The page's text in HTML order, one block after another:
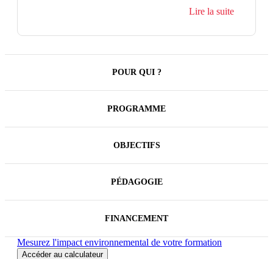
favorise l'intelligence collective au sein des équipes.
Lire la suite
POUR QUI ?
PROGRAMME
OBJECTIFS
PÉDAGOGIE
FINANCEMENT
Mesurez l'impact environnemental de votre formation
Accéder au calculateur